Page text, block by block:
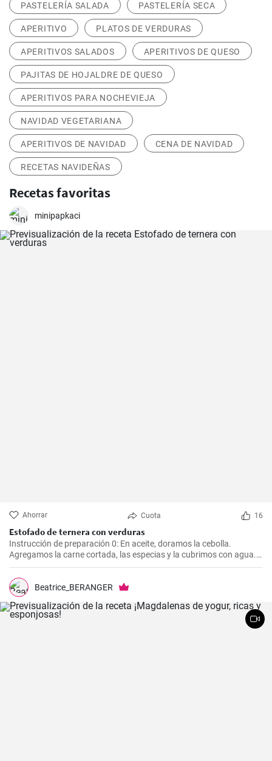
PASTELERÍA SALADA PASTELERÍA SECA
APERITIVO PLATOS DE VERDURAS
APERITIVOS SALADOS APERITIVOS DE QUESO
PAJITAS DE HOJALDRE DE QUESO
APERITIVOS PARA NOCHEVIEJA
NAVIDAD VEGETARIANA
APERITIVOS DE NAVIDAD CENA DE NAVIDAD
RECETAS NAVIDEÑAS
Recetas favoritas
minipapkaci
Ahorrar Cuota 16
Estofado de ternera con verduras
Instrucción de preparación 0: En aceite, doramos la cebolla.
Agregamos la carne cortada, las especias y la cubrimos con agua.
Cocinamos hasta que esté tierna. Luego, agregamos las verduras,
el puré y cocinamos hasta que todo esté suave. Finalmente
agregamos la crema y dejamos que hierva.
Beatrice_BERANGER